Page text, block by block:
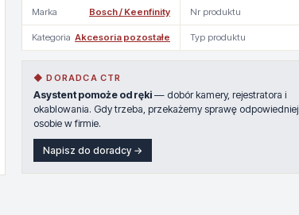
Marka Bosch / Keenfinity Nr produktu
Kategoria Akcesoria pozostałe Typ produktu
◆ DORADCA CTR
Asystent pomoże od ręki — dobór kamery, rejestratora i
okablowania. Gdy trzeba, przekażemy sprawę odpowiedniej
osobie w firmie.
Napisz do doradcy →